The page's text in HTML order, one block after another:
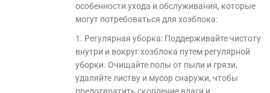
особенности ухода и обслуживания, которые
могут потребоваться для хозблока:
1. Регулярная уборка: Поддерживайте чистоту
внутри и вокруг хозблока путем регулярной
уборки. Очищайте полы от пыли и грязи,
удаляйте листву и мусор снаружи, чтобы
предотвратить скопление влаги и